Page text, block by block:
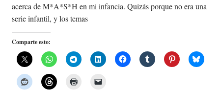
acerca de M*A*S*H en mi infancia. Quizás porque no era una
serie infantil, y los temas
Comparte esto: